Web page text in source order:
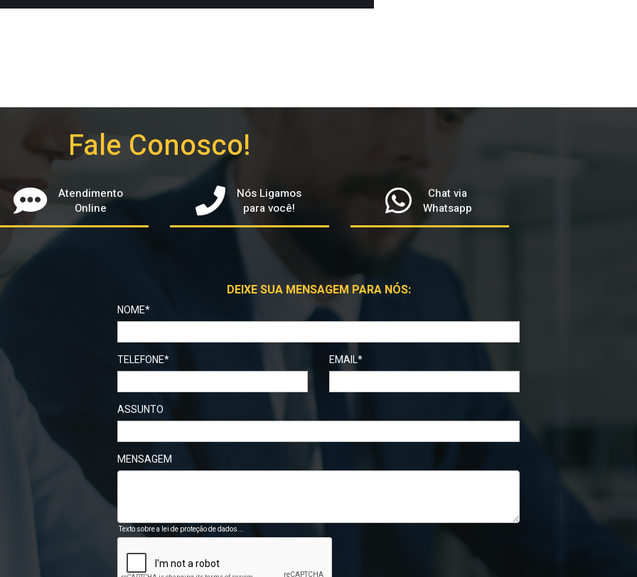
Fale Conosco!
Atendimento
Online
Nós Ligamos
para você!
Chat via
Whatsapp
DEIXE SUA MENSAGEM PARA NÓS:
NOME*
TELEFONE* EMAIL*
ASSUNTO
MENSAGEM
Texto sobre a lei de proteção de dados...